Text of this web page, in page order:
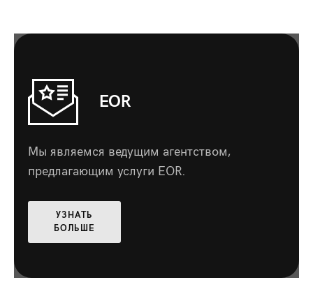
EOR
Мы являемся ведущим агентством,
предлагающим услуги EOR.
УЗНАТЬ
БОЛЬШЕ